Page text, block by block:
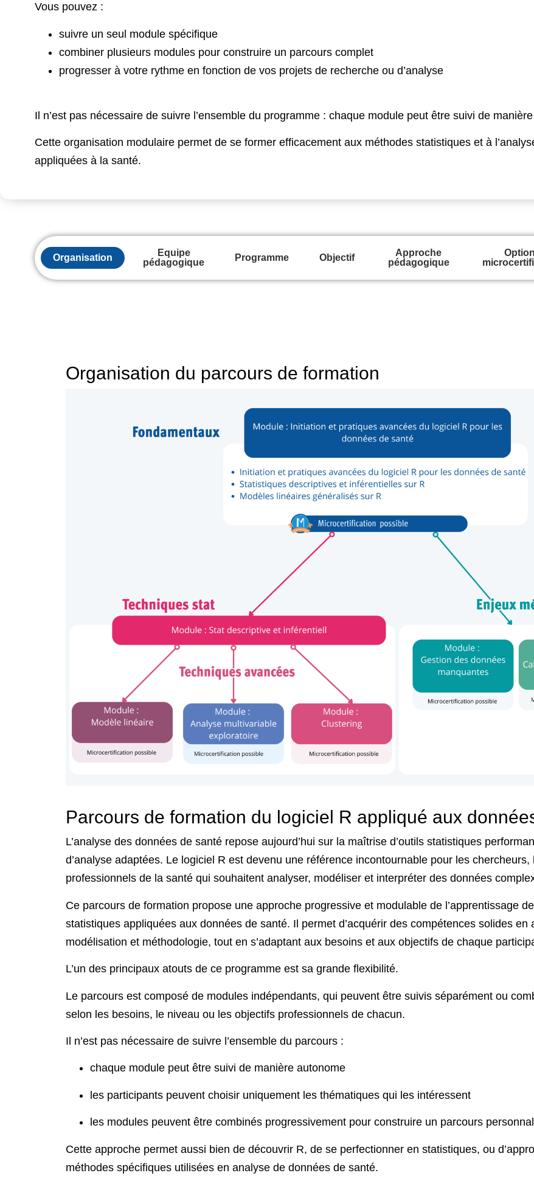
Vous pouvez :
suivre un seul module spécifique
combiner plusieurs modules pour construire un parcours complet
progresser à votre rythme en fonction de vos projets de recherche ou d’analyse
Il n’est pas nécessaire de suivre l’ensemble du programme : chaque module peut être suivi de
Cette organisation modulaire permet de se former efficacement aux méthodes statistiques et à
appliquées à la santé.
Organisation
Equipe
pédagogique
Programme Objectif
Approche
pédagogique
Organisation du parcours de formation
Parcours de formation du logiciel R appliqué aux
L’analyse desdonnées de santé repose aujourd’hui sur la maîtrise d’outils statistiques
d’analyse adaptées. Le logiciel R est devenu une référence incontournable pour les chercheurs,
professionnels de la santé qui souhaitent analyser, modéliser et interpréter des données
Ce parcours de formation propose uneapproche progressive et modulable de l’apprentissage
statistiques appliquées aux données de santé. Il permet d’acquérir des compétences solides en
modélisation et méthodologie, tout en s’adaptant aux besoins et aux objectifs de chaque
L’un des principaux atouts de ce programme est sagrande flexibilité.
Le parcours est composé de modules indépendants, qui peuvent être suivisséparément ou
selon les besoins, le niveau ou les objectifs professionnels de chacun.
Il n’est pas nécessaire de suivre l’ensemble du parcours :
chaque module peut être suivide manière autonome
les participants peuventchoisir uniquement les thématiques qui les intéressent
les modules peuvent êtrecombinés progressivement pour construire un parcours
Cette approche permet aussi bien dedécouvrir R, dese perfectionner en statistiques, ou d’
méthodes spécifiques utilisées en analyse de données de santé.